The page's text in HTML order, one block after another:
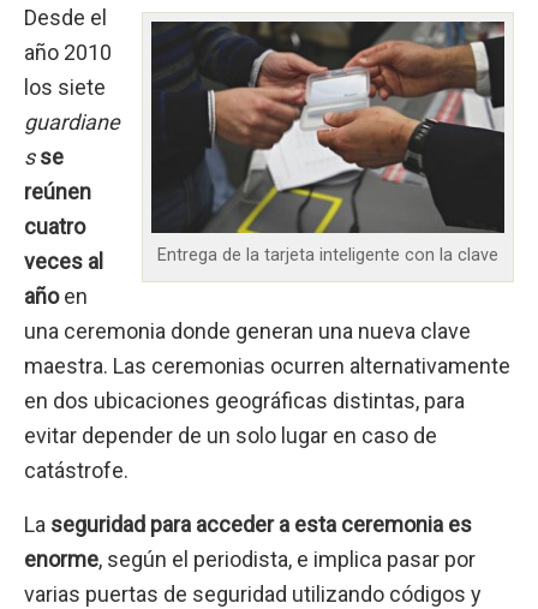
Entrega de la tarjeta inteligente con la clave
Desde el
año 2010
los siete
guardiane
s se
reúnen
cuatro
veces al
añoen
una ceremonia donde generan una nueva clave
maestra. Las ceremonias ocurren alternativamente
en dos ubicaciones geográficas distintas, para
evitar depender de un solo lugar en caso de
catástrofe.
La seguridad para acceder a esta ceremonia es
enorme, según el periodista, e implica pasar por
varias puertas de seguridad utilizando códigos y